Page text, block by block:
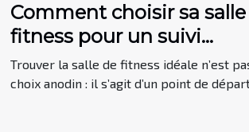
Comment choisir sa
fitness pour un suivi
professionnel optimal ?
Trouver la salle de fitness idéale n’est
choix anodin : il s’agit d’un point de